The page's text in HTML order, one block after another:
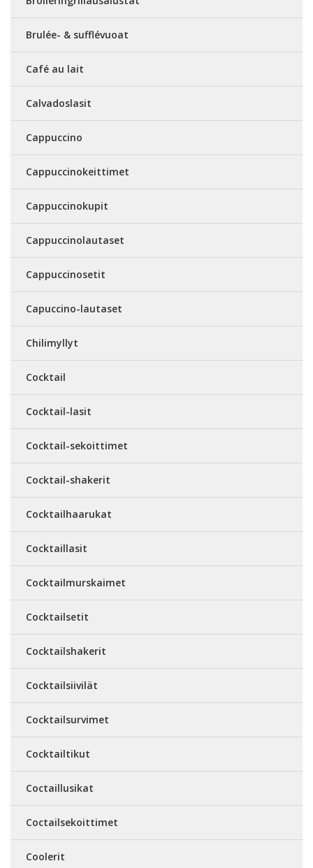
Brulée- & sufflévuoat
Café au lait
Calvadoslasit
Cappuccino
Cappuccinokeittimet
Cappuccinokupit
Cappuccinolautaset
Cappuccinosetit
Capuccino-lautaset
Chilimyllyt
Cocktail
Cocktail-lasit
Cocktail-sekoittimet
Cocktail-shakerit
Cocktailhaarukat
Cocktaillasit
Cocktailmurskaimet
Cocktailsetit
Cocktailshakerit
Cocktailsiivilät
Cocktailsurvimet
Cocktailtikut
Coctaillusikat
Coctailsekoittimet
Coolerit